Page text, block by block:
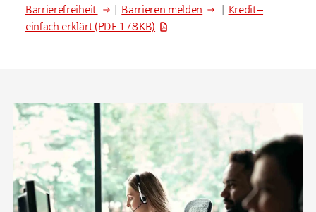
Barrierefreiheit Barrieren melden
Kredit –
einfach erklärt (PDF 178 KB)